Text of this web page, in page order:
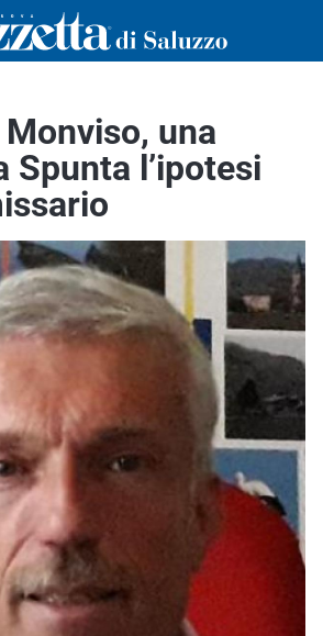
una
Spunta l’ipotesi